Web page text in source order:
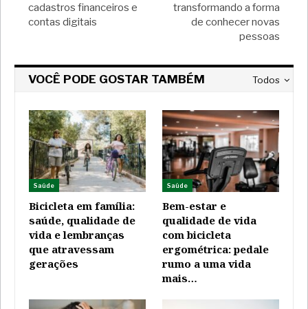
cadastros financeiros e
contas digitais
transformando a forma
de conhecer novas
pessoas
Todos
VOCÊ PODE GOSTAR TAMBÉM
Saúde
Bicicleta em família:
saúde, qualidade de
vida e lembranças
que atravessam
gerações
Saúde
Bem-estar e
qualidade de vida
com bicicleta
ergométrica: pedale
rumo a uma vida
mais…